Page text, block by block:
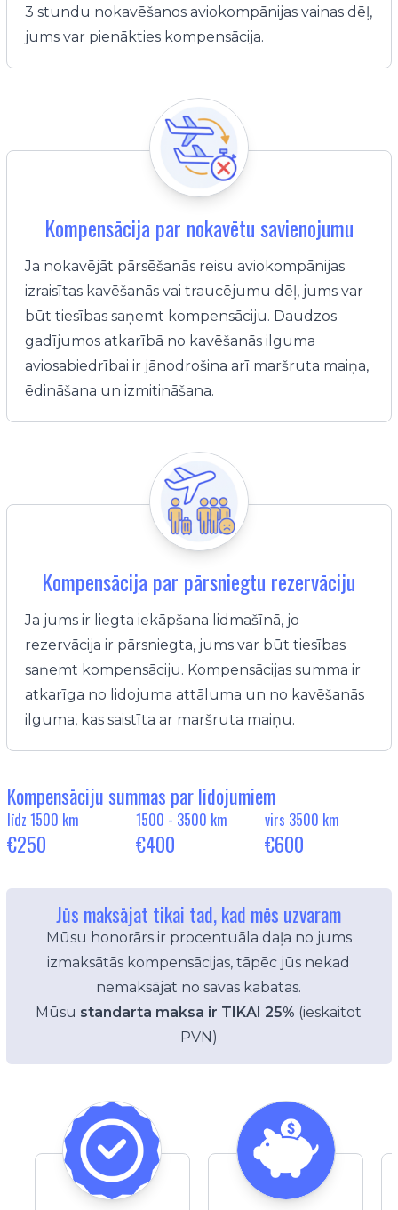
3 stundu nokavēšanos aviokompānijas vainas dēļ,
jums var pienākties kompensācija.
Kompensācija par nokavētu savienojumu
Ja nokavējāt pārsēšanās reisu aviokompānijas
izraisītas kavēšanās vai traucējumu dēļ, jums var
būt tiesības saņemt kompensāciju. Daudzos
gadījumos atkarībā no kavēšanās ilguma
aviosabiedrībai ir jānodrošina arī maršruta maiņa,
ēdināšana un izmitināšana.
Kompensācija par pārsniegtu rezervāciju
Ja jums ir liegta iekāpšana lidmašīnā, jo
rezervācija ir pārsniegta, jums var būt tiesības
saņemt kompensāciju. Kompensācijas summa ir
atkarīga no lidojuma attāluma un no kavēšanās
ilguma, kas saistīta ar maršruta maiņu.
Kompensāciju summas par lidojumiem
līdz 1500 km 1500 - 3500 km virs 3500 km
€250 €400 €600
Jūs maksājat tikai tad, kad mēs uzvaram
Mūsu honorārs ir procentuāla daļa no jums
izmaksātās kompensācijas, tāpēc jūs nekad
nemaksājat no savas kabatas.
Mūsu standarta maksa ir TIKAI 25% (ieskaitot
PVN)